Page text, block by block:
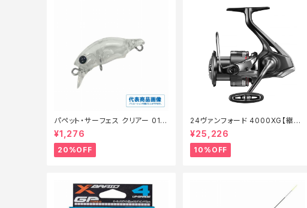
パペット・サーフェス クリアー 01
【特価ルアー】【20】
¥1,276
20%OFF
24ヴァンフォード 4000XG【継続
セール_リール】【10】
¥25,226
10%OFF